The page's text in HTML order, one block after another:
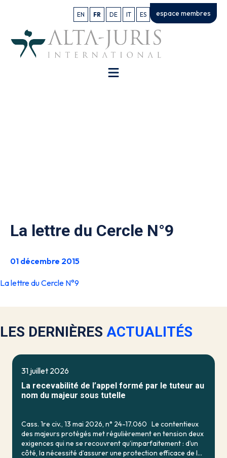
EN FR DE IT ES espace membres
La lettre du Cercle N°9
01 décembre 2015
La lettre du Cercle N°9
LES DERNIÈRES ACTUALITÉS
31 juillet 2026
La recevabilité de l’appel formé par le tuteur au
nom du majeur sous tutelle
Cass. 1re civ., 13 mai 2026, n° 24-17.060 Le contentieux
des majeurs protégés met régulièrement en tension deux
exigences qui ne se recouvrent qu’imparfaitement : d’un
côté, la nécessité d’assurer une protection efficace de la